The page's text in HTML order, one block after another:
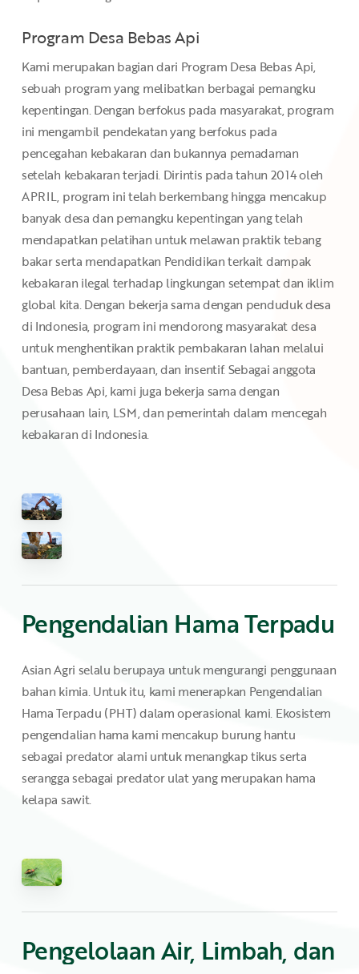
Program Desa Bebas Api
Kami merupakan bagian dari Program Desa Bebas Api,
sebuah program yang melibatkan berbagai pemangku
kepentingan. Dengan berfokus pada masyarakat, program
ini mengambil pendekatan yang berfokus pada
pencegahan kebakaran dan bukannya pemadaman
setelah kebakaran terjadi. Dirintis pada tahun 2014 oleh
APRIL, program ini telah berkembang hingga mencakup
banyak desa dan pemangku kepentingan yang telah
mendapatkan pelatihan untuk melawan praktik tebang
bakar serta mendapatkan Pendidikan terkait dampak
kebakaran ilegal terhadap lingkungan setempat dan iklim
global kita. Dengan bekerja sama dengan penduduk desa
di Indonesia, program ini mendorong masyarakat desa
untuk menghentikan praktik pembakaran lahan melalui
bantuan, pemberdayaan, dan insentif. Sebagai anggota
Desa Bebas Api, kami juga bekerja sama dengan
perusahaan lain, LSM, dan pemerintah dalam mencegah
kebakaran di Indonesia.
Pengendalian HamaTerpadu
Asian Agri selalu berupaya untuk mengurangi penggunaan
bahan kimia. Untuk itu, kami menerapkan Pengendalian
Hama Terpadu (PHT) dalam operasional kami. Ekosistem
pengendalian hama kami mencakup burung hantu
sebagai predator alami untuk menangkap tikus serta
serangga sebagai predator ulat yang merupakan hama
kelapa sawit.
PengelolaanAir, Limbah, dan